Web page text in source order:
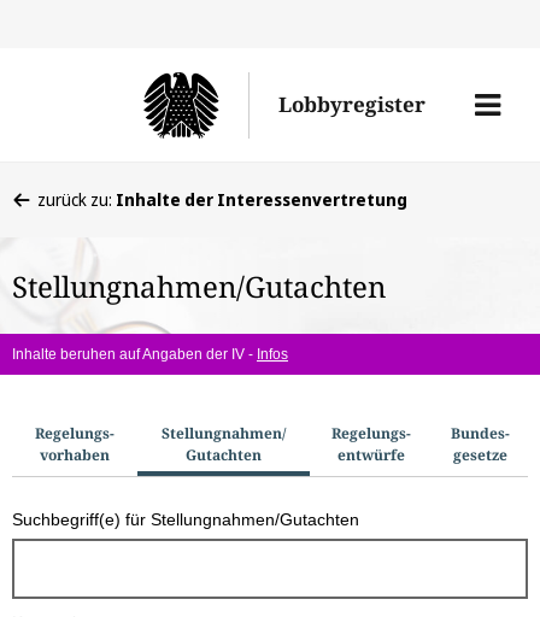
den
Lobbyregister
Menü
befinden
hier:
zurück zu: Inhalte der Interessenvertretung
Stellungnahmen/Gutachten
Inhalte beruhen auf Angaben der IV - Infos
u
c
h
Regelungs­
vorhaben
Stellungnahmen/​
Gutachten
Regelungs­
entwürfe
Bundes­
gesetze
Suchbegriff(e) für Stellungnahmen/Gutachten